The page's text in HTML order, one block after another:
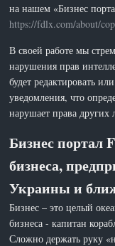
на нашем «Бизнес
https://fdlx.com/about/
В своей работе мы
нарушения прав
будет редактировать
уведомления, что
нарушает права других
Бизнес портал
бизнеса,
Украины и
Бизнес – это целый
бизнеса - капитан
Сложно держать руку